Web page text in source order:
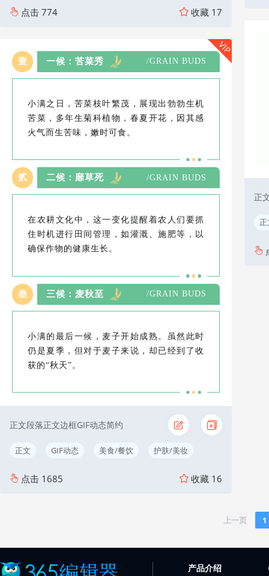
点击 774 收藏 17
壹 一候：苦菜秀 /GRAIN BUDS
小满之日，苦菜枝叶繁茂，展现出勃勃生机
苦菜，多年生菊科植物，春夏开花，因其感
火气而生苦味，嫩时可食。
贰 二候：靡草死 /GRAIN BUDS
在农耕文化中，这一变化提醒着农人们要抓
住时机进行田间管理，如灌溉、施肥等，以
确保作物的健康生长。
叁 三候：麦秋至 /GRAIN BUDS
小满的最后一候，麦子开始成熟。虽然此时
仍是夏季，但对于麦子来说，却已经到了收
获的“秋天”。
正文段落正文边框GIF动态简约
正文 GIF动态 美食/餐饮 护肤/美妆
点击 1685 收藏 16
VIP
正
正
上一页 1
产品介绍